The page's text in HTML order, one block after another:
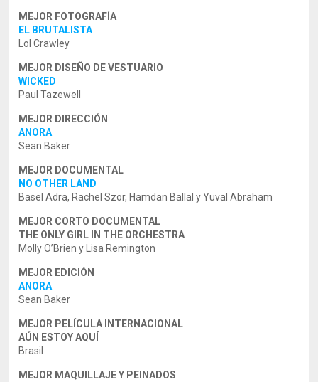
MEJOR FOTOGRAFÍA
EL BRUTALISTA
Lol Crawley
MEJOR DISEÑO DE VESTUARIO
WICKED
Paul Tazewell
MEJOR DIRECCIÓN
ANORA
Sean Baker
MEJOR DOCUMENTAL
NO OTHER LAND
Basel Adra, Rachel Szor, Hamdan Ballal y Yuval Abraham
MEJOR CORTO DOCUMENTAL
THE ONLY GIRL IN THE ORCHESTRA
Molly O’Brien y Lisa Remington
MEJOR EDICIÓN
ANORA
Sean Baker
MEJOR PELÍCULA INTERNACIONAL
AÚN ESTOY AQUÍ
Brasil
MEJOR MAQUILLAJE Y PEINADOS